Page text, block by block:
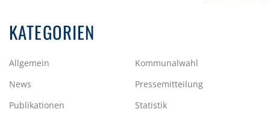
KATEGORIEN
Allgemein
Kommunalwahl
News
Pressemitteilung
Publikationen
Statistik